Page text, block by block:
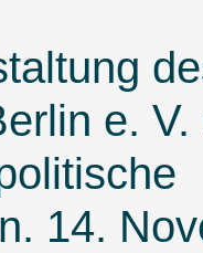
e.
14.